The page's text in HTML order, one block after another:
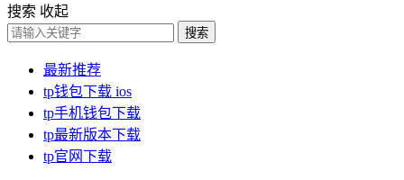
搜索 收起
搜索
最新推荐
tp钱包下载 ios
tp手机钱包下载
tp最新版本下载
tp官网下载